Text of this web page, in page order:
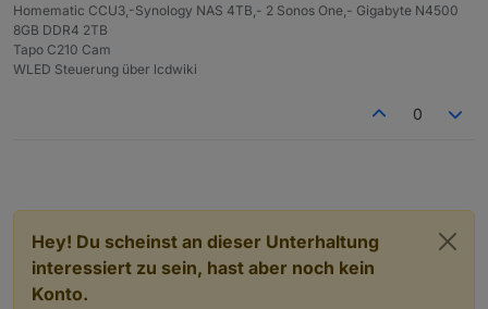
if (getState(id.replace("lastMAC-
Homematic CCU3,-Synology NAS 4TB,- 2 Sonos One,- Gigabyte N4500
8GB DDR4 2TB
Tapo C210 Cam
WLED Steuerung über lcdwiki
0
Hey! Du scheinst an dieser Unterhaltung
interessiert zu sein, hast aber noch kein
Konto.